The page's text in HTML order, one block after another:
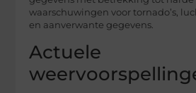
waarschuwingen voor tornado’s,
en aanverwante gegevens.
Actuele